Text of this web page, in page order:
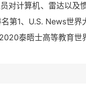
对计算机、雷达以
第1、U.S. News世
泰晤士高等教育世